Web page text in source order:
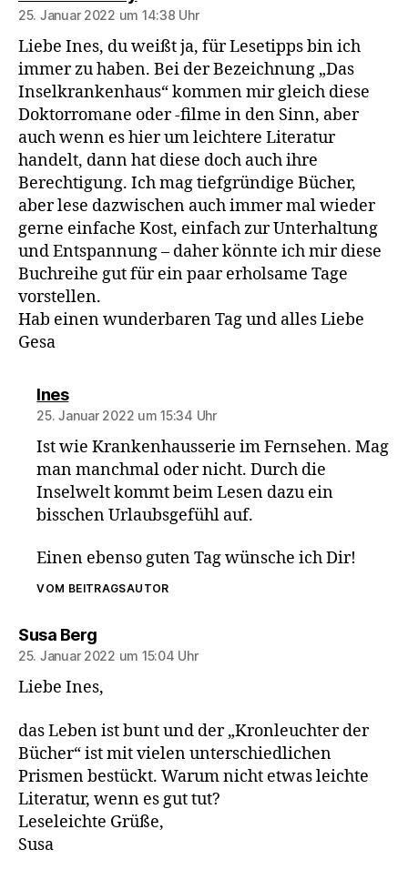
25. Januar 2022 um 14:38 Uhr
Liebe Ines, du weißt ja, für Lesetipps bin ich
immer zu haben. Bei der Bezeichnung „Das
Inselkrankenhaus“ kommen mir gleich diese
Doktorromane oder -filme in den Sinn, aber
auch wenn es hier um leichtere Literatur
handelt, dann hat diese doch auch ihre
Berechtigung. Ich mag tiefgründige Bücher,
aber lese dazwischen auch immer mal wieder
gerne einfache Kost, einfach zur Unterhaltung
und Entspannung – daher könnte ich mir diese
Buchreihe gut für ein paar erholsame Tage
vorstellen.
Hab einen wunderbaren Tag und alles Liebe
Gesa
Inessagt:
25. Januar 2022 um 15:34 Uhr
Ist wie Krankenhausserie im Fernsehen. Mag
man manchmal oder nicht. Durch die
Inselwelt kommt beim Lesen dazu ein
bisschen Urlaubsgefühl auf.
Einen ebenso guten Tag wünsche ich Dir!
VOM BEITRAGSAUTOR
Susa Bergsagt:
25. Januar 2022 um 15:04 Uhr
Liebe Ines,
das Leben ist bunt und der „Kronleuchter der
Bücher“ ist mit vielen unterschiedlichen
Prismen bestückt. Warum nicht etwas leichte
Literatur, wenn es gut tut?
Leseleichte Grüße,
Susa